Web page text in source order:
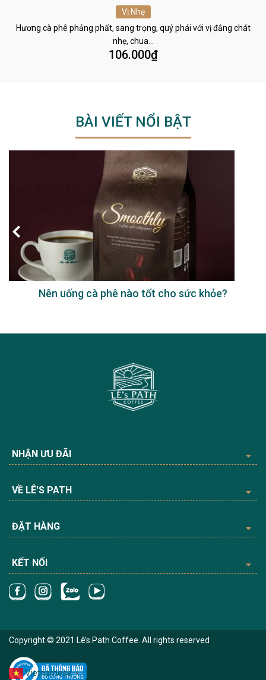
Vị Nhẹ
Hương cà phê phảng phất, sang trọng, quý phái với vị đắng chát
nhẹ, chua…
106.000₫
BÀI VIẾT NỔI BẬT
Nên uống cà phê nào tốt cho sức khỏe?
NHẬN ƯU ĐÃI
VỀ LÊ'S PATH
ĐẶT HÀNG
KẾT NỐI
Copyright © 2021 Lê’s Path Coffee. All rights reserved
Vietnamese ▼